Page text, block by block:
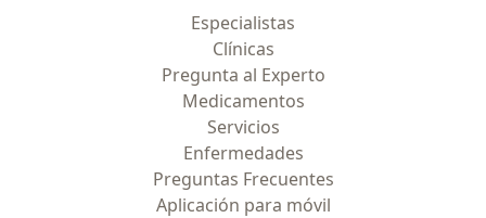
Especialistas
Clínicas
Pregunta al Experto
Medicamentos
Servicios
Enfermedades
Preguntas Frecuentes
Aplicación para móvil